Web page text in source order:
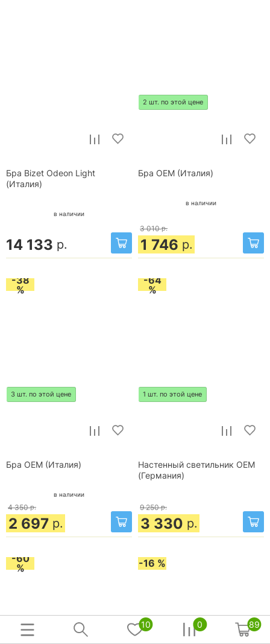
Бра Bizet Odeon Light
(Италия)
в наличии
14 133 р.
2 шт. по этой цене
Бра OEM (Италия)
в наличии
3 010 р.
1 746 р.
-38
%
3 шт. по этой цене
Бра OEM (Италия)
в наличии
4 350 р.
2 697 р.
-64
%
1 шт. по этой цене
Настенный светильник OEM
(Германия)
9 250 р.
3 330 р.
-60
%
-16 %
10 0 89